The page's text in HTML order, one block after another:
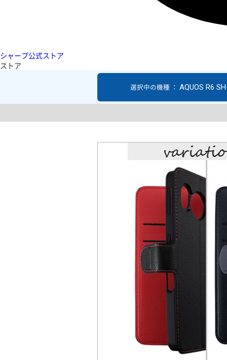
シャープ公式ストア
ストア
選択中の機種 ： AQUOS R6